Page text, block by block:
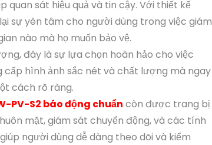
sát hiệu quả và tin cậy. Với thiết kế
sự yên tâm cho người dùng trong việc giám
nào mà họ muốn bảo vệ.
đây là sự lựa chọn hoàn hảo cho việc
hình ảnh sắc nét và chất lượng mà ngay
cách rõ ràng.
PV-S2 báo động chuẩn còn được trang bị
mặt, giám sát chuyển động, và các tính
người dùng dễ dàng theo dõi và kiểm